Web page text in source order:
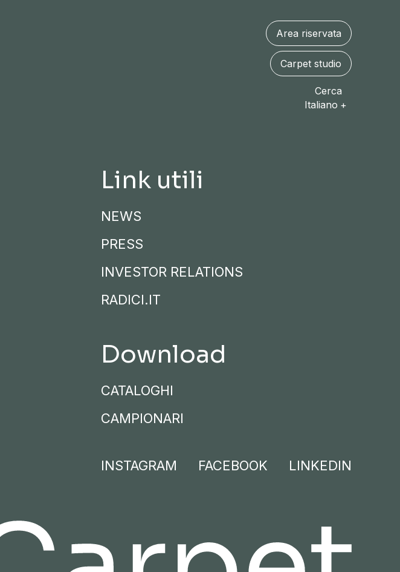
Area riservata
Carpet studio
Cerca
Italiano
Link utili
NEWS
PRESS
INVESTOR RELATIONS
RADICI.IT
Download
CATALOGHI
CAMPIONARI
INSTAGRAM FACEBOOK LINKEDIN